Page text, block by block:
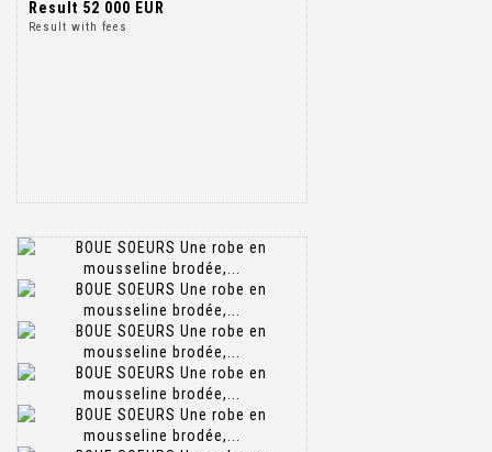
Result 52 000 EUR
Result with fees